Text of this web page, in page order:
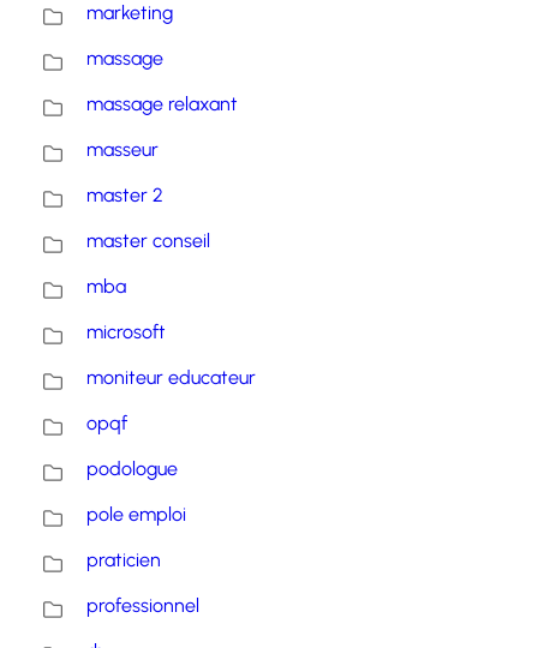
marketing
massage
massage relaxant
masseur
master 2
master conseil
mba
microsoft
moniteur educateur
opqf
podologue
pole emploi
praticien
professionnel